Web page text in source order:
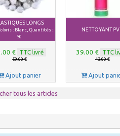
LONGS
: Blanc, Quantités :
50
€ TTC livré
59.00 €
Ajout panier
NETTOYANT
39.00 € TTC
43.00 €
Ajout
tous les articles